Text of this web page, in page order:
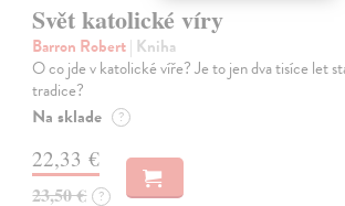
Svět katolické víry
Barron Robert| Kniha
O co jde v katolické víře? Je to jen dva tisíce let
tradice?
Na sklade ?
22,33 €
23,50 € ?